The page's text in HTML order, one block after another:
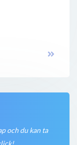
och du kan ta
Arlanda